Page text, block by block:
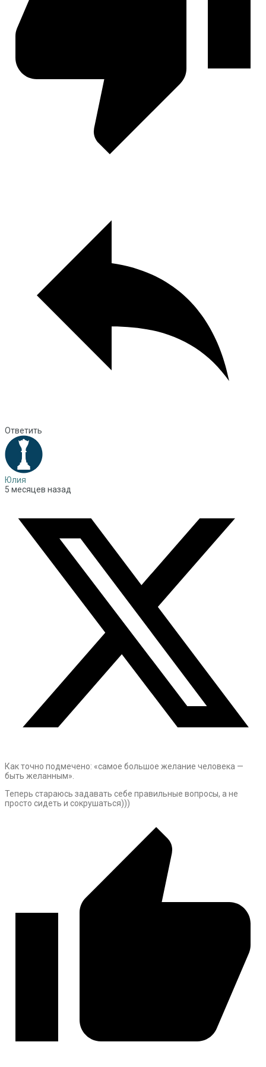
Ответить
Юлия
5 месяцев назад
Как точно подмечено: «самое большое желание человека —
быть желанным».
Теперь стараюсь задавать себе правильные вопросы, а не
просто сидеть и сокрушаться)))